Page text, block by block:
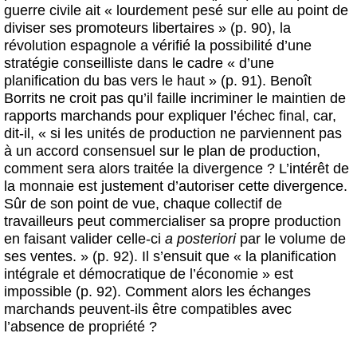
guerre civile ait « lourdement pesé sur elle au point de
diviser ses promoteurs libertaires » (p. 90), la
révolution espagnole a vérifié la possibilité d’une
stratégie conseilliste dans le cadre « d’une
planification du bas vers le haut » (p. 91). Benoît
Borrits ne croit pas qu’il faille incriminer le maintien de
rapports marchands pour expliquer l’échec final, car,
dit-il, « si les unités de production ne parviennent pas
à un accord consensuel sur le plan de production,
comment sera alors traitée la divergence ? L’intérêt de
la monnaie est justement d’autoriser cette divergence.
Sûr de son point de vue, chaque collectif de
travailleurs peut commercialiser sa propre production
en faisant valider celle-ci a posterioripar le volume de
ses ventes. » (p. 92). Il s’ensuit que « la planification
intégrale et démocratique de l’économie » est
impossible (p. 92). Comment alors les échanges
marchands peuvent-ils être compatibles avec
l’absence de propriété ?